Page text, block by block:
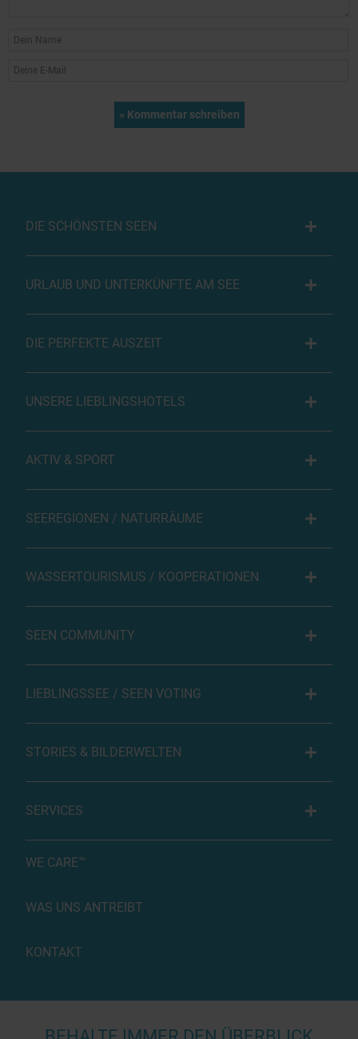
DIE SCHÖNSTEN SEEN
URLAUB UND UNTERKÜNFTE AM SEE
DIE PERFEKTE AUSZEIT
UNSERE LIEBLINGSHOTELS
AKTIV & SPORT
SEEREGIONEN / NATURRÄUME
WASSERTOURISMUS / KOOPERATIONEN
SEEN COMMUNITY
LIEBLINGSSEE / SEEN VOTING
STORIES & BILDERWELTEN
SERVICES
WE CARE™
WAS UNS ANTREIBT
KONTAKT